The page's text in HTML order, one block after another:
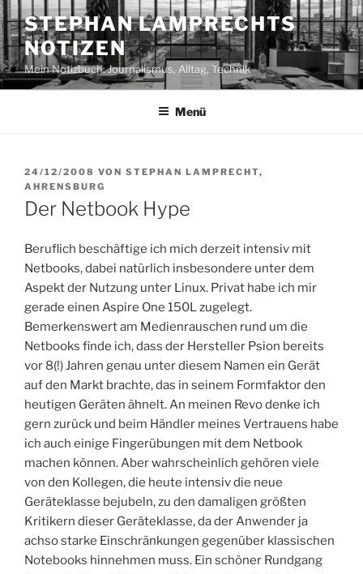
Zum
Inhalt
springen
STEPHAN LAMPRECHTS
NOTIZEN
Mein Notizbuch: Journalismus, Alltag, Technik
Menü
VERÖFFENTLICHT
AM
24/12/2008 VON STEPHAN LAMPRECHT,
AHRENSBURG
Der Netbook Hype
Beruflich beschäftige ich mich derzeit intensiv mit
Netbooks, dabei natürlich insbesondere unter dem
Aspekt der Nutzung unter Linux. Privat habe ich mir
gerade einen Aspire One 150L zugelegt.
Bemerkenswert am Medienrauschen rund um die
Netbooks finde ich, dass der Hersteller Psion bereits
vor 8(!) Jahren genau unter diesem Namen ein Gerät
auf den Markt brachte, das in seinem Formfaktor den
heutigen Geräten ähnelt. An meinen Revo denke ich
gern zurück und beim Händler meines Vertrauens habe
ich auch einige Fingerübungen mit dem Netbook
machen können. Aber wahrscheinlich gehören viele
von den Kollegen, die heute intensiv die neue
Geräteklasse bejubeln, zu den damaligen größten
Kritikern dieser Geräteklasse, da der Anwender ja
achso starke Einschränkungen gegenüber klassischen
Notebooks hinnehmen muss. Ein schöner Rundgang